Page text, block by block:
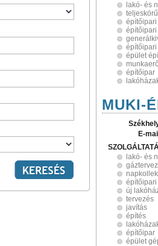
lakó- és
épület
építőipar
MUKI-
E-
lakó- és
építőipari
új
tervezés
javítás
építés
építőipar
épület